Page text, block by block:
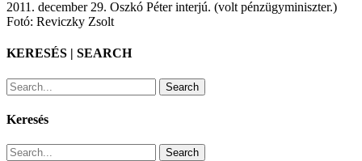
2011. december 29. Oszkó Péter interjú. (volt pénzügyminiszter.)
Fotó: Reviczky Zsolt
KERESÉS | SEARCH
Search
Keresés
Search